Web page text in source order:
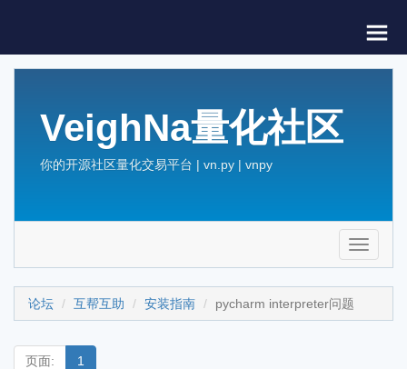
VeighNa量化社区
你的开源社区量化交易平台 | vn.py | vnpy
Toggle
论坛 互帮互助 安装指南 pycharm interpreter问题
页面: 1